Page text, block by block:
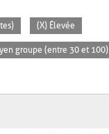
(X) Élevée
groupe (entre 30 et 100)